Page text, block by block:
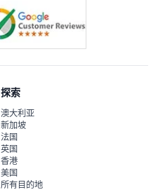
探索
澳大利亚
新加坡
法国
英国
香港
美国
所有目的地